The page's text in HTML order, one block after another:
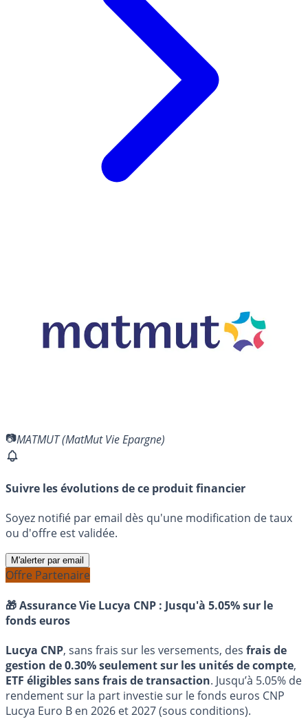
MATMUT (MatMut Vie Epargne)
Suivre les évolutions de ce produit financier
Soyez notifié par email dès qu'une modification de taux
ou d'offre est validée.
M'alerter par email
Offre Partenaire
🎁 Assurance Vie Lucya CNP : Jusqu'à 5.05% sur le
fonds euros
Lucya CNP, sans frais sur les versements, des frais de
gestion de 0.30% seulement sur les unités de compte,
ETF éligibles sans frais de transaction. Jusqu’à 5.05% de
rendement sur la part investie sur le fonds euros CNP
Lucya Euro B en 2026 et 2027 (sous conditions).